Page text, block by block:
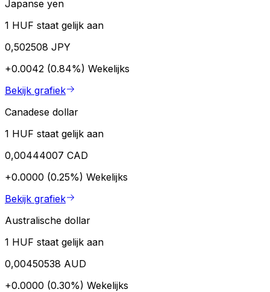
Japanse yen
1 HUF staat gelijk aan
0,502508 JPY
+0.0042 (0.84%) Wekelijks
Bekijk grafiek
Canadese dollar
1 HUF staat gelijk aan
0,00444007 CAD
+0.0000 (0.25%) Wekelijks
Bekijk grafiek
Australische dollar
1 HUF staat gelijk aan
0,00450538 AUD
+0.0000 (0.30%) Wekelijks